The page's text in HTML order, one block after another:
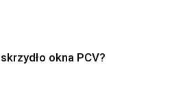
okna PCV?